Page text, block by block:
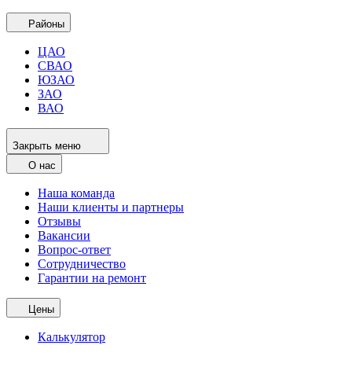
Районы
ЦАО
СВАО
ЮЗАО
ЗАО
ВАО
Закрыть меню
О нас
Наша команда
Наши клиенты и партнеры
Отзывы
Вакансии
Вопрос-ответ
Сотрудничество
Гарантии на ремонт
Цены
Калькулятор